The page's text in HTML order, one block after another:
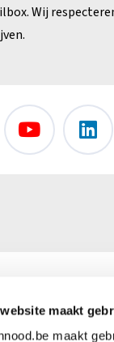
maakt
maakt
Wij
+32